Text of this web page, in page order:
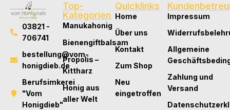
03821 -
706741
bestellung@vom-
honigdieb.de
Berufsimkerei
"Vom
Honigdieb"
Top-
Kategorien
Manukahonig
Bienengiftbalsam
Propolis –
Kittharz
Honig aus
aller Welt
Quicklinks
Home
Über uns
Kontakt
Zum Shop
Neu
eingetroffen
Impressum
Allgemeine
Zahlung und
Versand